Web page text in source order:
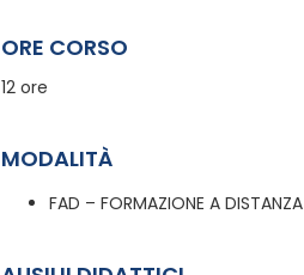
ORE CORSO
12 ore
MODALITÀ
FAD – FORMAZIONE A DISTANZA